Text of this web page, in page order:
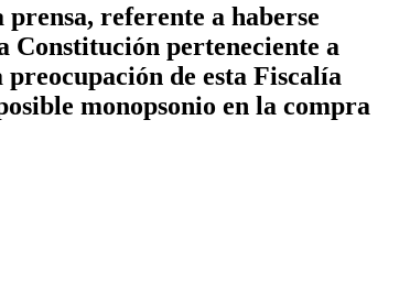
referente a haberse
Constitución perteneciente a
de esta Fiscalía
monopsonio en la compra